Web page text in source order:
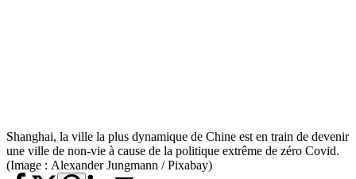
Shanghai, la ville la plus dynamique de Chine est en train de devenir
une ville de non-vie à cause de la politique extrême de zéro Covid.
(Image : Alexander Jungmann / Pixabay)